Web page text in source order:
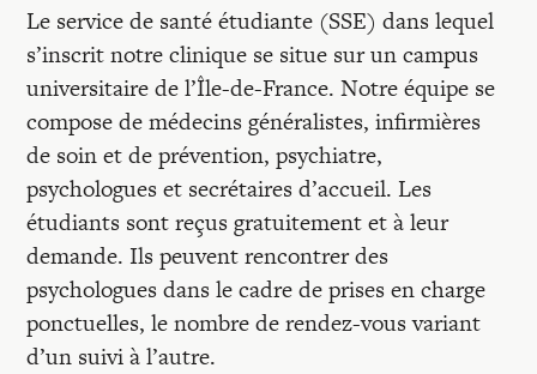
Blocs-notes
Recherches
Entretiens
Revues
Le service de santé étudiante (SSE) dans lequel
s’inscrit notre clinique se situe sur un campus
universitaire de l’Île-de-France. Notre équipe se
compose de médecins généralistes, infirmières
de soin et de prévention, psychiatre,
psychologues et secrétaires d’accueil. Les
étudiants sont reçus gratuitement et à leur
demande. Ils peuvent rencontrer des
psychologues dans le cadre de prises en charge
ponctuelles, le nombre de rendez-vous variant
d’un suivi à l’autre.